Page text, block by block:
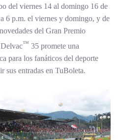
del viernes 14 al domingo 16 de
6 p.m. el viernes y domingo, y de
del Gran Premio
™️ 35 promete una
para los fanáticos del deporte
sus entradas en TuBoleta.